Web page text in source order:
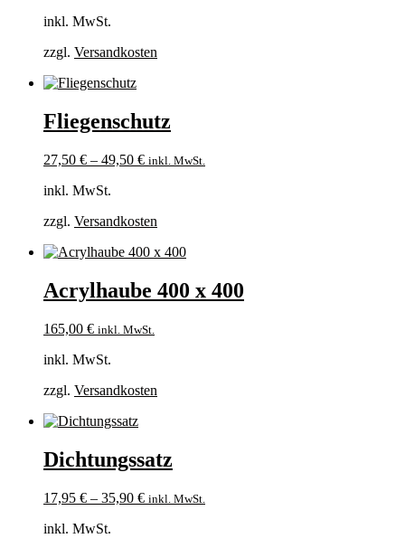
inkl. MwSt.
zzgl. Versandkosten
Fliegenschutz
27,50 € – 49,50 € inkl. MwSt.
inkl. MwSt.
zzgl. Versandkosten
Acrylhaube 400 x 400
165,00 € inkl. MwSt.
inkl. MwSt.
zzgl. Versandkosten
Dichtungssatz
17,95 € – 35,90 € inkl. MwSt.
inkl. MwSt.